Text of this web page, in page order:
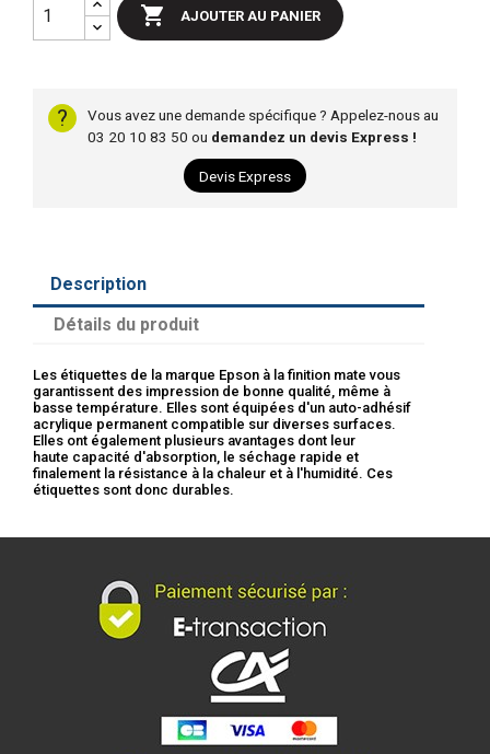
 AJOUTER AU PANIER
?
Vous avez une demande spécifique ? Appelez-nous au
03 20 10 83 50 ou demandez un devis Express !
Devis Express
Description
Détails du produit
Les étiquettes de la marque Epson à la finition mate vous
garantissent des impression de bonne qualité, même à
basse température. Elles sont équipées d'un auto-adhésif
acrylique permanent compatible sur diverses surfaces.
Elles ont également plusieurs avantages dont leur
haute capacité d'absorption, le séchage rapide et
finalement la résistance à la chaleur et à l'humidité. Ces
étiquettes sont donc durables.